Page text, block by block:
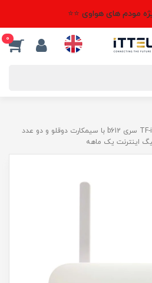
مودم های هواوی ⭐⭐
0
مودم آنلاک ایرانسل مدل TF-i60H1 سری b612 با سیمکارت دوقلو و دو عدد